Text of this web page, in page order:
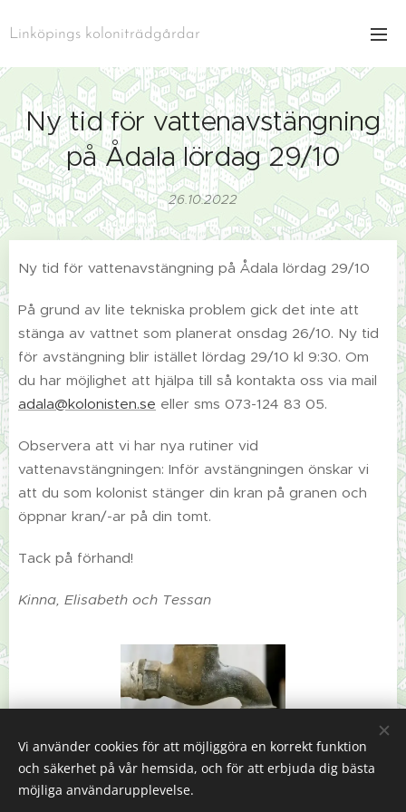
Linköpings koloniträdgårdar
Ny tid för vattenavstängning
på Ådala lördag 29/10
26.10.2022
Ny tid för vattenavstängning på Ådala lördag 29/10
På grund av lite tekniska problem gick det inte att
stänga av vattnet som planerat onsdag 26/10. Ny tid
för avstängning blir istället lördag 29/10 kl 9:30. Om
du har möjlighet att hjälpa till så kontakta oss via mail
adala@kolonisten.se eller sms 073-124 83 05.
Observera att vi har nya rutiner vid
vattenavstängningen: Inför avstängningen önskar vi
att du som kolonist stänger din kran på granen och
öppnar kran/-ar på din tomt.
Tack på förhand!
Kinna, Elisabeth och Tessan
Vi använder cookies för att möjliggöra en korrekt funktion
och säkerhet på vår hemsida, och för att erbjuda dig bästa
möjliga användarupplevelse.